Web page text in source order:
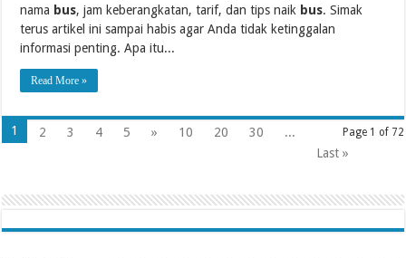
nama bus, jam keberangkatan, tarif, dan tips naik bus. Simak
terus artikel ini sampai habis agar Anda tidak ketinggalan
informasi penting. Apa itu...
Read More »
Page 1 of 72
1 2 3 4 5 » 10 20 30
...
Last »